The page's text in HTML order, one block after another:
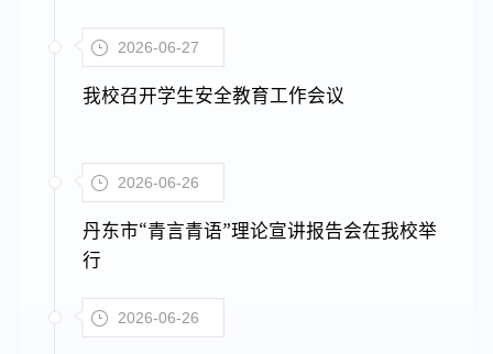
2026-06-27
我校召开学生安全教育工作会议
2026-06-26
丹东市“青言青语”理论宣讲报告会在我校举
行
2026-06-26